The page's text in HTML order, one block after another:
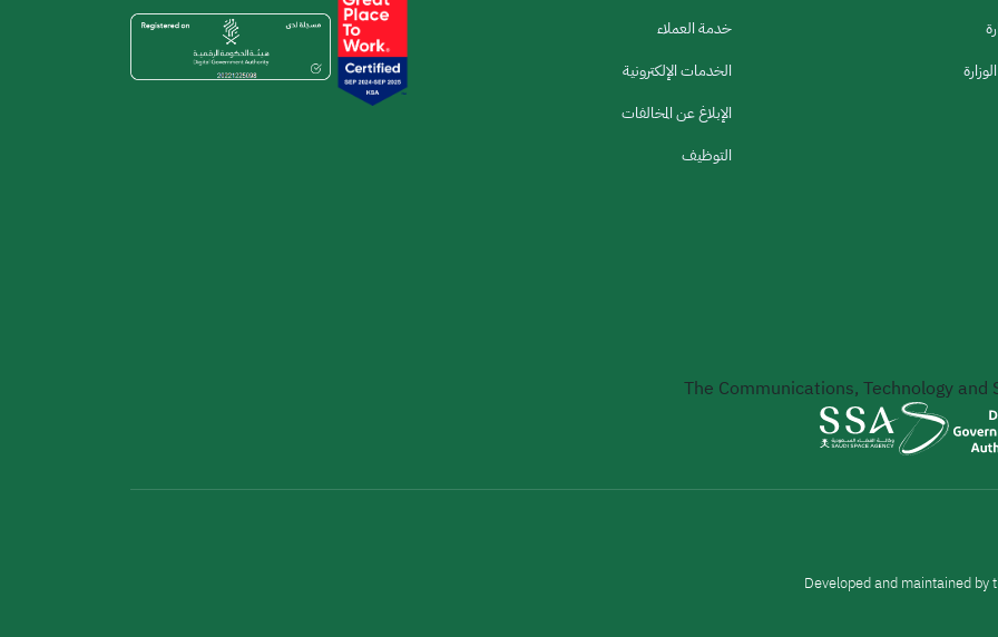
خدمة العملاء
الخدمات الإلكترونية
الإبلاغ عن المخالفات
التوظيف
The Communications, Technology and
Developed and maintained